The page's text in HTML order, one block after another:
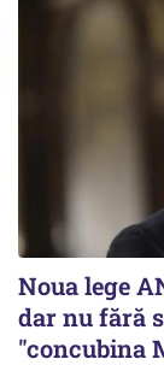
Noua lege
dar nu fără
"concubina